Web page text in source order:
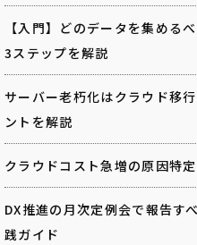
【入門】どのデータを集める
3ステップを解説
サーバー老朽化はクラウド移
ントを解説
クラウドコスト急増の原因特
DX推進の月次定例会で報告す
践ガイド